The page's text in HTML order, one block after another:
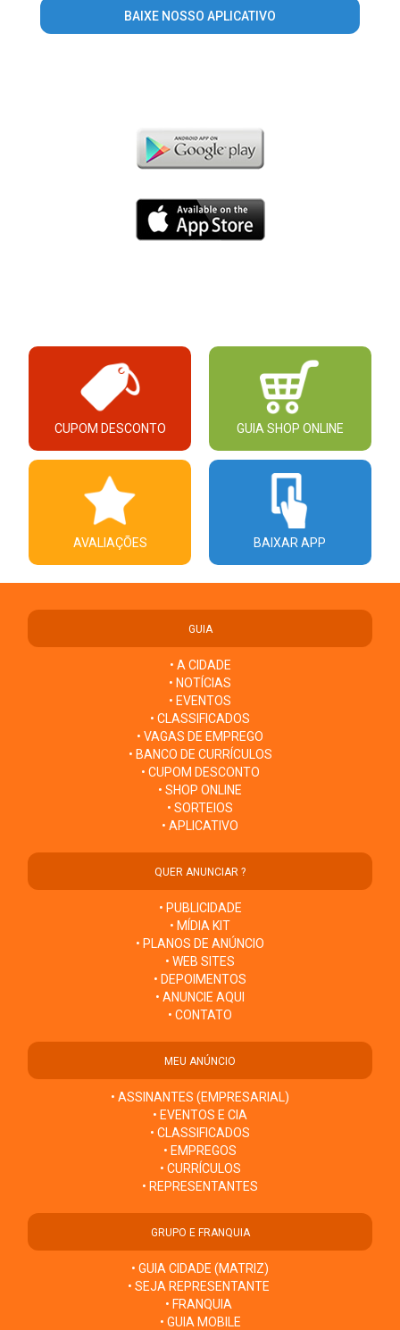
BAIXE NOSSO APLICATIVO
CUPOM DESCONTO GUIA SHOP ONLINE
AVALIAÇÕES BAIXAR APP
GUIA
• A CIDADE
• NOTÍCIAS
• EVENTOS
• CLASSIFICADOS
• VAGAS DE EMPREGO
• BANCO DE CURRÍCULOS
• CUPOM DESCONTO
• SHOP ONLINE
• SORTEIOS
• APLICATIVO
QUER ANUNCIAR ?
• PUBLICIDADE
• MÍDIA KIT
• PLANOS DE ANÚNCIO
• WEB SITES
• DEPOIMENTOS
• ANUNCIE AQUI
• CONTATO
MEU ANÚNCIO
• ASSINANTES (EMPRESARIAL)
• EVENTOS E CIA
• CLASSIFICADOS
• EMPREGOS
• CURRÍCULOS
• REPRESENTANTES
GRUPO E FRANQUIA
• GUIA CIDADE (MATRIZ)
• SEJA REPRESENTANTE
• FRANQUIA
• GUIA MOBILE